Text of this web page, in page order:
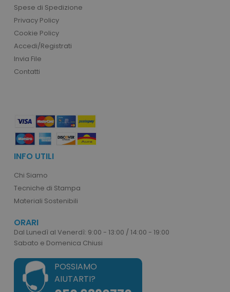
Spese di Spedizione
Privacy Policy
Cookie Policy
Accedi/Registrati
Invia File
Contatti
INFO UTILI
Chi Siamo
Tecniche di Stampa
Materiali Sostenibili
ORARI
Dal Lunedì al Venerdì: 9:00 - 13:00 / 14:00 - 19:00
Sabato e Domenica Chiusi
POSSIAMO
AIUTARTI?
recently_compared_product